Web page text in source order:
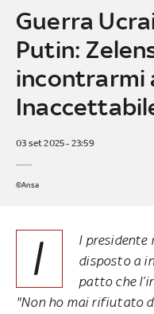
Guerra
Putin:
incontrarmi
03 set 2025 - 23:59
©Ansa
I
l presidente
disposto a
patto che
"Non ho mai rifiutato